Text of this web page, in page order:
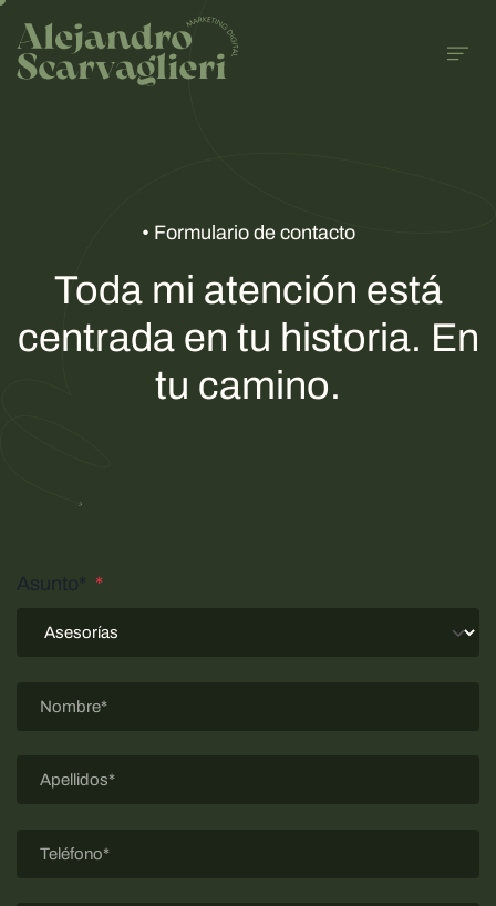
• Formulario de contacto
Toda mi atención está
centrada en tu historia. En
tu camino.
Asunto* *